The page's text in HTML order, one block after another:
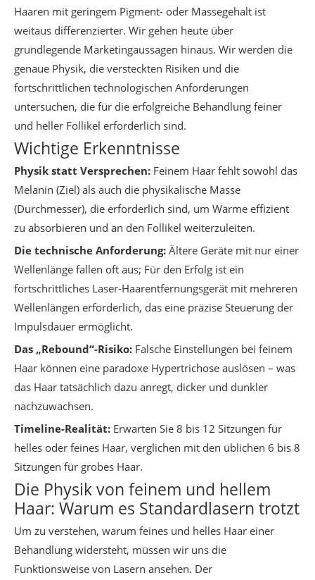
Haaren mit geringem Pigment- oder Massegehalt ist
weitaus differenzierter. Wir gehen heute über
grundlegende Marketingaussagen hinaus. Wir werden die
genaue Physik, die versteckten Risiken und die
fortschrittlichen technologischen Anforderungen
untersuchen, die für die erfolgreiche Behandlung feiner
und heller Follikel erforderlich sind.
Wichtige Erkenntnisse
Physik statt Versprechen: Feinem Haar fehlt sowohl das
Melanin (Ziel) als auch die physikalische Masse
(Durchmesser), die erforderlich sind, um Wärme effizient
zu absorbieren und an den Follikel weiterzuleiten.
Die technische Anforderung: Ältere Geräte mit nur einer
Wellenlänge fallen oft aus; Für den Erfolg ist ein
fortschrittliches Laser-Haarentfernungsgerät mit mehreren
Wellenlängen erforderlich, das eine präzise Steuerung der
Impulsdauer ermöglicht.
Das „Rebound“-Risiko: Falsche Einstellungen bei feinem
Haar können eine paradoxe Hypertrichose auslösen – was
das Haar tatsächlich dazu anregt, dicker und dunkler
nachzuwachsen.
Timeline-Realität: Erwarten Sie 8 bis 12 Sitzungen für
helles oder feines Haar, verglichen mit den üblichen 6 bis 8
Sitzungen für grobes Haar.
Die Physik von feinem und hellem
Haar: Warum es Standardlasern trotzt
Um zu verstehen, warum feines und helles Haar einer
Behandlung widersteht, müssen wir uns die
Funktionsweise von Lasern ansehen. Der